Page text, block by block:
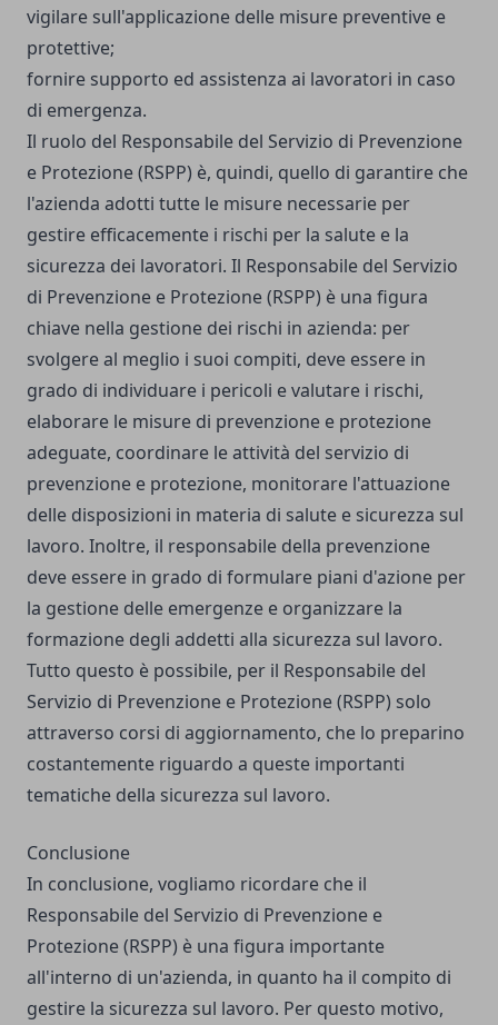
vigilare sull'applicazione delle misure preventive e
protettive;
fornire supporto ed assistenza ai lavoratori in caso
di emergenza.
Il ruolo del Responsabile del Servizio di Prevenzione
e Protezione (RSPP) è, quindi, quello di garantire che
l'azienda adotti tutte le misure necessarie per
gestire efficacemente i rischi per la salute e la
sicurezza dei lavoratori. Il Responsabile del Servizio
di Prevenzione e Protezione (RSPP) è una figura
chiave nella gestione dei rischi in azienda: per
svolgere al meglio i suoi compiti, deve essere in
grado di individuare i pericoli e valutare i rischi,
elaborare le misure di prevenzione e protezione
adeguate, coordinare le attività del servizio di
prevenzione e protezione, monitorare l'attuazione
delle disposizioni in materia di salute e sicurezza sul
lavoro. Inoltre, il responsabile della prevenzione
deve essere in grado di formulare piani d'azione per
la gestione delle emergenze e organizzare la
formazione degli addetti alla sicurezza sul lavoro.
Tutto questo è possibile, per il Responsabile del
Servizio di Prevenzione e Protezione (RSPP) solo
attraverso corsi di aggiornamento, che lo preparino
costantemente riguardo a queste importanti
tematiche della sicurezza sul lavoro.
Conclusione
In conclusione, vogliamo ricordare che il
Responsabile del Servizio di Prevenzione e
Protezione (RSPP) è una figura importante
all'interno di un'azienda, in quanto ha il compito di
gestire la sicurezza sul lavoro. Per questo motivo,